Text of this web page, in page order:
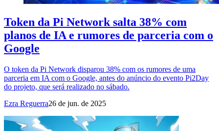
Token da Pi Network salta 38% com
planos de IA e rumores de parceria com o
Google
O token da Pi Network disparou 38% com os rumores de uma
parceria em IA com o Google, antes do anúncio do evento Pi2Day
do projeto, que será realizado no sábado.
Ezra Reguerra26 de jun. de 2025